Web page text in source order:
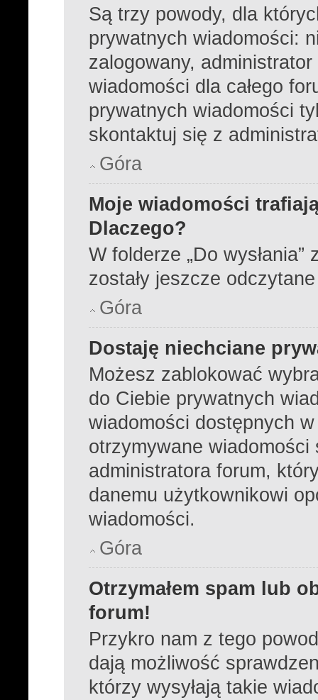
Są trzy powody, dla
prywatnych wiadomości:
zalogowany, administrator
wiadomości dla całego
prywatnych wiadomości
skontaktuj się z
Góra
Moje wiadomości
Dlaczego?
W folderze „Do
zostały jeszcze
Góra
Dostaję niechciane
Możesz zablokować
do Ciebie prywatnych
wiadomości dostępnych
otrzymywane
administratora forum,
danemu użytkownikowi
wiadomości.
Góra
Otrzymałem spam lub
forum!
Przykro nam z tego
dają możliwość
którzy wysyłają takie